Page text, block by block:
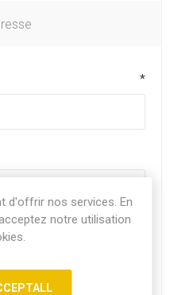
*
d'offrir nos services. En
notre utilisation